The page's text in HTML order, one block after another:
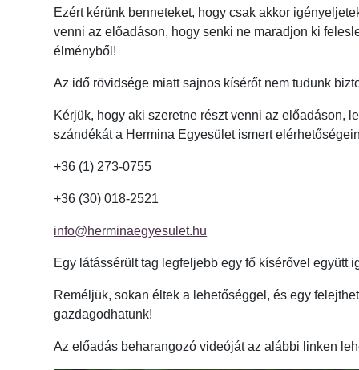
Ezért kérünk benneteket, hogy csak akkor
venni az előadáson, hogy senki ne maradjon ki
élményből!
Az idő rövidsége miatt sajnos kísérőt nem tudunk
Kérjük, hogy aki szeretne részt venni az előadáson,
szándékát a Hermina Egyesület ismert
+36 (1) 273-0755
+36 (30) 018-2521
info@herminaegyesulet.hu
Egy látássérült tag legfeljebb egy fő kísérővel együtt
Reméljük, sokan éltek a lehetőséggel, és egy
gazdagodhatunk!
Az előadás beharangozó videóját az alábbi linken